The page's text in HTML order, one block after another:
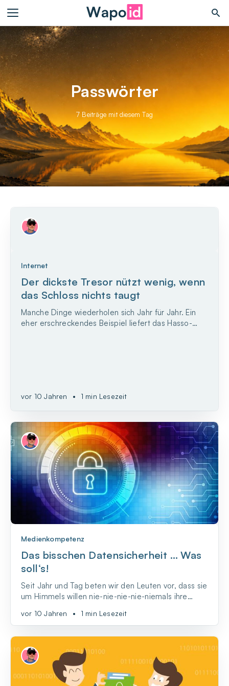
Passwörter
7 Beiträge mit diesem Tag
Internet
Der dickste Tresor nützt wenig, wenn
das Schloss nichts taugt
Manche Dinge wiederholen sich Jahr für Jahr. Ein
eher erschreckendes Beispiel liefert das Hasso-
vor 10 Jahren • 1 min Lesezeit
Medienkompetenz
Das bisschen Datensicherheit … Was
soll‘s!
Seit Jahr und Tag beten wir den Leuten vor, dass sie
um Himmels willen nie-nie-nie-nie-niemals ihre
irgendjemandem überlassen sollen. Schon gar nicht
irgendeinem Fremden oder einem Drittanbieter von
irgendwas.
vor 10 Jahren • 1 min Lesezeit